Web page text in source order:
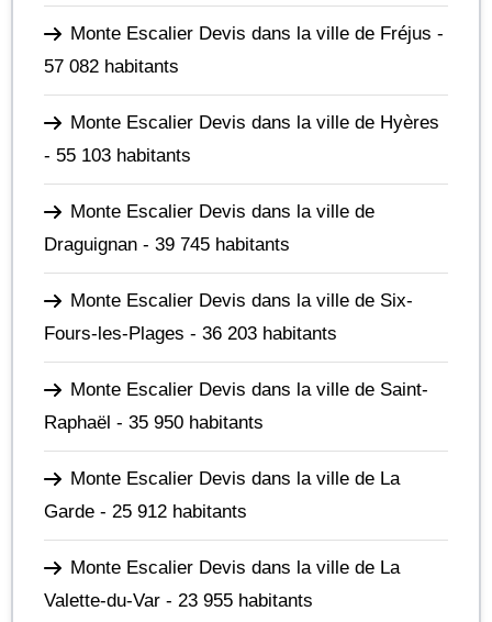
Monte Escalier Devis dans la ville de Fréjus -
57 082 habitants
Monte Escalier Devis dans la ville de Hyères
- 55 103 habitants
Monte Escalier Devis dans la ville de
Draguignan - 39 745 habitants
Monte Escalier Devis dans la ville de Six-
Fours-les-Plages - 36 203 habitants
Monte Escalier Devis dans la ville de Saint-
Raphaël - 35 950 habitants
Monte Escalier Devis dans la ville de La
Garde - 25 912 habitants
Monte Escalier Devis dans la ville de La
Valette-du-Var - 23 955 habitants